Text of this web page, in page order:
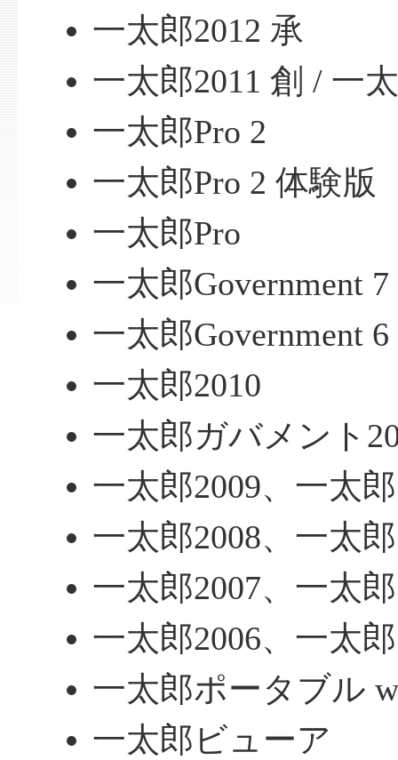
一太郎2012 承
一太郎2011 創 / 一
一太郎Pro 2
一太郎Pro 2 体験版
一太郎Pro
一太郎Government 7
一太郎Government 6
一太郎2010
一太郎ガバメント
一太郎2009、一太
一太郎2008、一太
一太郎2007、一太
一太郎2006、一太
一太郎ポータブル
一太郎ビューア